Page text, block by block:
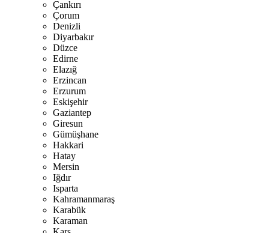
Çankırı
Çorum
Denizli
Diyarbakır
Düzce
Edirne
Elazığ
Erzincan
Erzurum
Eskişehir
Gaziantep
Giresun
Gümüşhane
Hakkari
Hatay
Mersin
Iğdır
Isparta
Kahramanmaraş
Karabük
Karaman